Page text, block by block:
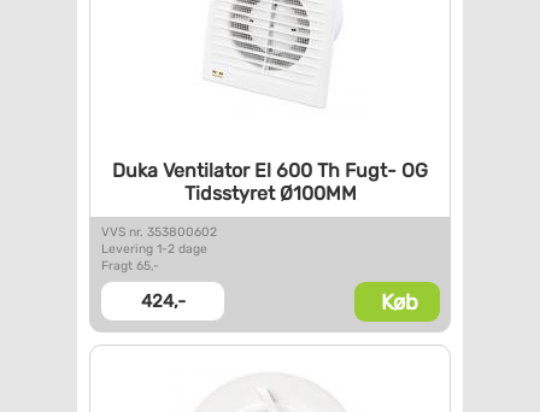
Duka Ventilator El 600 Th Fugt- OG
Tidsstyret Ø100MM
VVS nr. 353800602
Levering 1-2 dage
Fragt 65,-
424,- Køb